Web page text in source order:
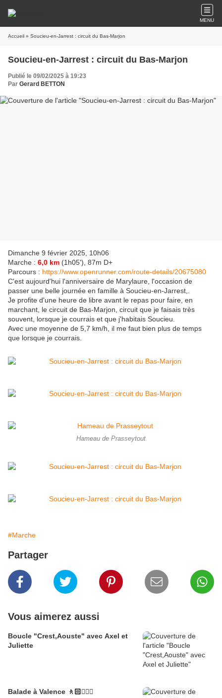
MENU
Accueil » Soucieu-en-Jarrest : circuit du Bas-Marjon
Soucieu-en-Jarrest : circuit du Bas-Marjon
Publié le 09/02/2025 à 19:23
Par Gerard BETTON
Dimanche 9 février 2025, 10h06
Marche : 6,0 km (1h05'), 87m D+
Parcours : https://www.openrunner.com/route-details/20675080
C'est aujourd'hui l'anniversaire de Marylaure, l'occasion de
passer une belle journée en famille à Soucieu-en-Jarrest,.
Je profite d'une heure de libre avant le repas pour faire, en
marchant, le circuit de Bas-Marjon, circuit que je faisais très
souvent, lorsque je courrais et que j'habitais Soucieu.
Avec une moyenne de 5,7 km/h, il me faut bien plus de temps
que lorsque je courrais.
Hameau de Prasseytout
#Marche
Partager
Vous aimerez aussi
Boucle "Crest,Aouste" avec Axel et
Juliette
Balade à Valence 🚶🏻🚶🏼‍♂️